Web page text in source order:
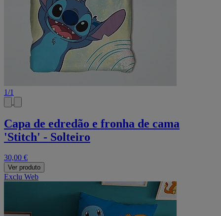
1/1
Capa de edredão e fronha de cama
'Stitch' - Solteiro
30,00 €
Ver produto
Exclu Web